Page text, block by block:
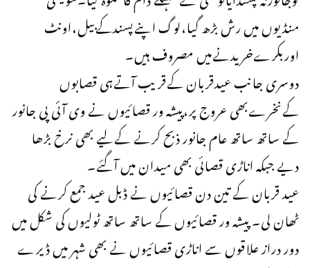
منڈیوں میں رش بڑھ گیا،لوگ اپنےپسندکےبیل،اونٹ
اوربکرےخریدنےمیں مصروف ہیں۔
دوسری جانب عیدقربان کےقریب آتےہی قصابوں
کےنخرےبھی عروج پر،پیشہ ور قصائیوں نے وی آئی پی جانور
کے ساتھ ساتھ عام جانور ذبح کرنے کےلیے بھی نرخ بڑھا
دیے جبکہ اناڑی قصائی بھی میدان میں آگئے۔
عید قربان کے تین دن قصائیوں نے ڈبل عید جمع کرنے کی
ٹھان لی۔ پیشہ ور قصائیوں کے ساتھ ساتھ ٹولیوں کی شکل میں
دور دراز علاقوں سے اناڑی قصائیوں نے بھی شہر میں ڈیرے